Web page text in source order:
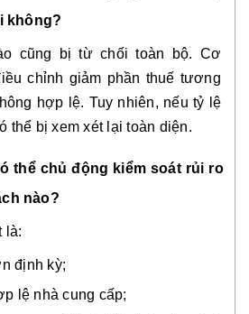
không?
cũng bị từ chối toàn bộ. Cơ
chỉnh giảm phần thuế tương
hợp lệ. Tuy nhiên, nếu tỷ lệ
thể bị xem xét lại toàn diện.
thể chủ động kiểm soát rủi ro
nào?
là:
định kỳ;
lệ nhà cung cấp;